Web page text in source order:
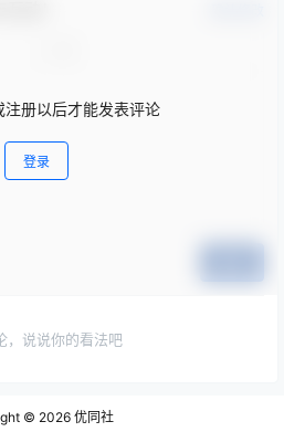
注册以后才能发表评论
登录
，说说你的看法吧
© 2026 优同社